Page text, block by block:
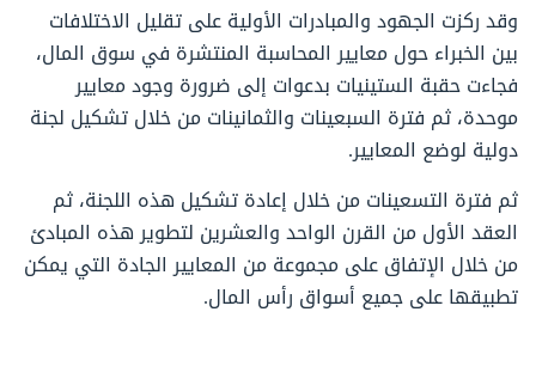
وقد ركزت الجهود والمبادرات الأولية على تقليل الاختلافات
بين الخبراء حول معايير المحاسبة المنتشرة في سوق المال،
فجاءت حقبة الستينيات بدعوات إلى ضرورة وجود معايير
موحدة، ثم فترة السبعينات والثمانينات من خلال تشكيل لجنة
دولية لوضع المعايير.
ثم فترة التسعينات من خلال إعادة تشكيل هذه اللجنة، ثم
العقد الأول من القرن الواحد والعشرين لتطوير هذه المبادئ
من خلال الإتفاق على مجموعة من المعايير الجادة التي يمكن
تطبيقها على جميع أسواق رأس المال.